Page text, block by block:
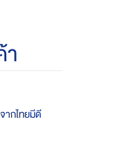
ากไทยมีดี